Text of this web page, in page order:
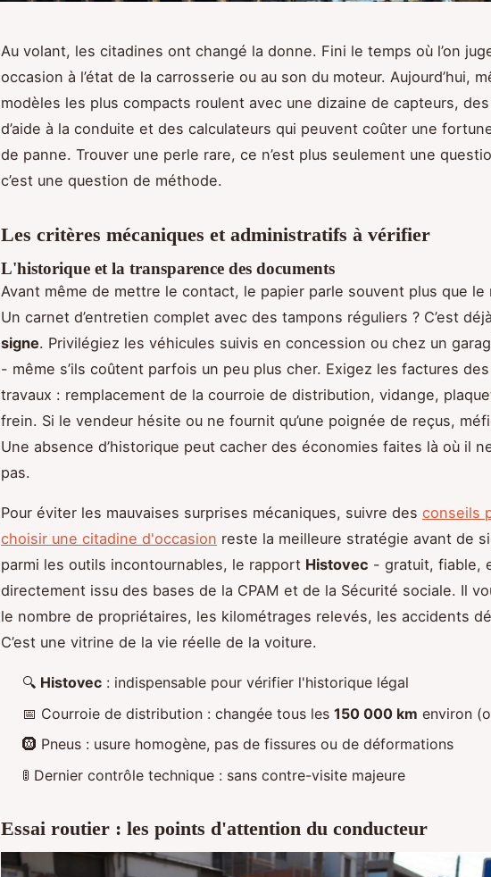
Au volant, les citadines ont changé la donne. Fini le temps où l’on
occasion à l’état de la carrosserie ou au son du moteur. Aujourd’hui,
modèles les plus compacts roulent avec une dizaine de capteurs,
d’aide à la conduite et des calculateurs qui peuvent coûter une
de panne. Trouver une perle rare, ce n’est plus seulement une
c’est une question de méthode.
Les critères mécaniques et administratifs à vérifier
L'historique et la transparence des documents
Avant même de mettre le contact, le papier parle souvent plus que le
Un carnet d’entretien complet avec des tampons réguliers ? C’est déjà
signe. Privilégiez les véhicules suivis en concession ou chez un
- même s’ils coûtent parfois un peu plus cher. Exigez les factures
travaux : remplacement de la courroie de distribution, vidange,
frein. Si le vendeur hésite ou ne fournit qu’une poignée de reçus,
Une absence d’historique peut cacher des économies faites là où il
pas.
Pour éviter les mauvaises surprises mécaniques, suivre des conseils
choisir une citadine d'occasion reste la meilleure stratégie avant de
parmi les outils incontournables, le rapport Histovec - gratuit, fiable,
directement issu des bases de la CPAM et de la Sécurité sociale. Il
le nombre de propriétaires, les kilométrages relevés, les accidents
C’est une vitrine de la vie réelle de la voiture.
🔍 Histovec : indispensable pour vérifier l'historique légal
📅 Courroie de distribution : changée tous les 150 000 km environ
🛞 Pneus : usure homogène, pas de fissures ou de déformations
🚦 Dernier contrôle technique : sans contre-visite majeure
Essai routier : les points d'attention du conducteur